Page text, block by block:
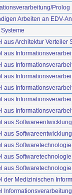
Prolog
Arbeiten an EDV-
aus Architektur Verteiler
aus
aus
aus
aus
aus
aus
aus
aus
aus
aus
aus Softwaretechnologie
der Medizinischen